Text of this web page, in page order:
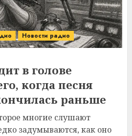
Новости радио
в голове
когда песня
раньше
многие слушают
задумываются, как оно